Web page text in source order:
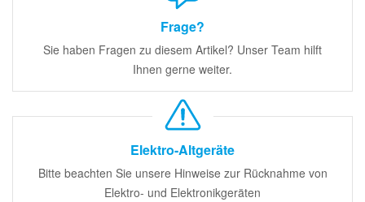
Frage?
Sie haben Fragen zu diesem Artikel? Unser Team hilft
Ihnen gerne weiter.
Elektro-Altgeräte
Bitte beachten Sie unsere Hinweise zur Rücknahme von
Elektro- und Elektronikgeräten